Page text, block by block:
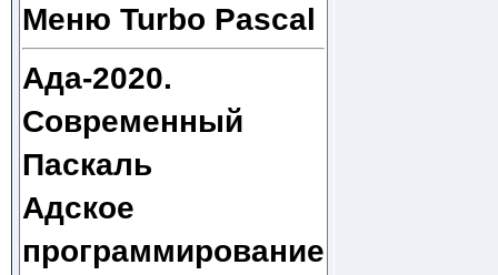
Меню Turbo Pascal
Ада-2020.
Современный
Паскаль
Адское
программирование